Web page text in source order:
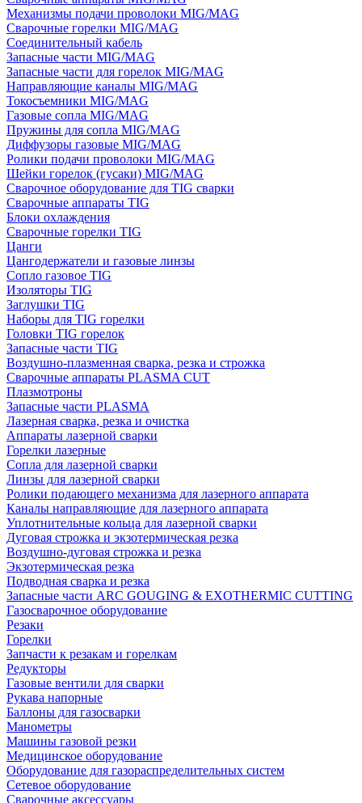
Механизмы подачи проволоки MIG/MAG
Сварочные горелки MIG/MAG
Соединительный кабель
Запасные части MIG/MAG
Запасные части для горелок MIG/MAG
Направляющие каналы MIG/MAG
Токосъемники MIG/MAG
Газовые сопла MIG/MAG
Пружины для сопла MIG/MAG
Диффузоры газовые MIG/MAG
Ролики подачи проволоки MIG/MAG
Шейки горелок (гусаки) MIG/MAG
Сварочное оборудование для TIG сварки
Сварочные аппараты TIG
Блоки охлаждения
Сварочные горелки TIG
Цанги
Цангодержатели и газовые линзы
Сопло газовое TIG
Изоляторы TIG
Заглушки TIG
Наборы для TIG горелки
Головки TIG горелок
Запасные части TIG
Воздушно-плазменная сварка, резка и строжка
Сварочные аппараты PLASMA CUT
Плазмотроны
Запасные части PLASMA
Лазерная сварка, резка и очистка
Аппараты лазерной сварки
Горелки лазерные
Сопла для лазерной сварки
Линзы для лазерной сварки
Ролики подающего механизма для лазерного аппарата
Каналы направляющие для лазерного аппарата
Уплотнительные кольца для лазерной сварки
Дуговая строжка и экзотермическая резка
Воздушно-дуговая строжка и резка
Экзотермическая резка
Подводная сварка и резка
Запасные части ARC GOUGING & EXOTHERMIC CUTTING
Газосварочное оборудование
Резаки
Горелки
Запчасти к резакам и горелкам
Редукторы
Газовые вентили для сварки
Рукава напорные
Баллоны для газосварки
Манометры
Машины газовой резки
Медицинское оборудование
Оборудование для газораспределительных систем
Сетевое оборудование
Сварочные аксессуары